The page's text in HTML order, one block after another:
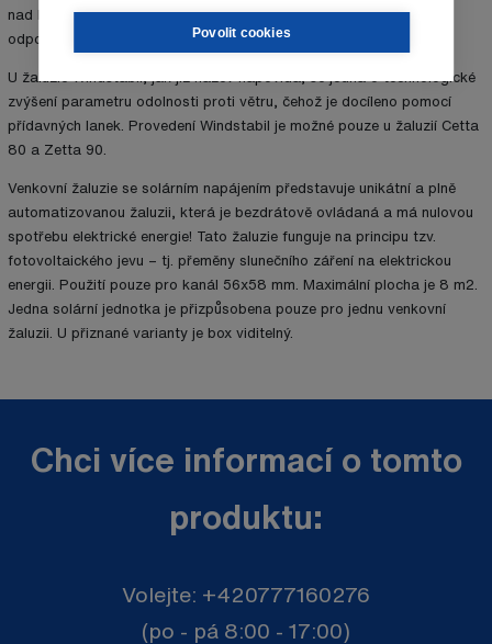
nad kanál s ložisky, ale i za kanál s ložisky, tzn., že počet lamel
odpovídá standardu (pokud je v překladu místo).
U žaluzie Windstabil, jak již název napovídá, se jedná o technologické
zvýšení parametru odolnosti proti větru, čehož je docíleno pomocí
přídavných lanek. Provedení Windstabil je možné pouze u žaluzií Cetta
80 a Zetta 90.
Venkovní žaluzie se solárním napájením představuje unikátní a plně
automatizovanou žaluzii, která je bezdrátově ovládaná a má nulovou
spotřebu elektrické energie! Tato žaluzie funguje na principu tzv.
fotovoltaického jevu – tj. přeměny slunečního záření na elektrickou
energii. Použití pouze pro kanál 56x58 mm. Maximální plocha je 8 m2.
Jedna solární jednotka je přizpůsobena pouze pro jednu venkovní
žaluzii. U přiznané varianty je box viditelný.
Chci více informací o tomto
produktu:
Volejte: +420777160276
(po - pá 8:00 - 17:00)
Povolit cookies